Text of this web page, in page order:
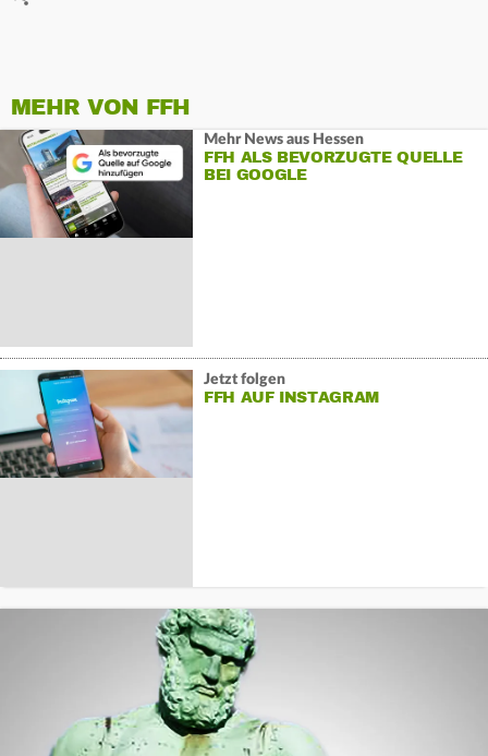
MEHR VON FFH
Mehr News aus Hessen
FFH ALS BEVORZUGTE QUELLE
BEI GOOGLE
Jetzt folgen
FFH AUF INSTAGRAM